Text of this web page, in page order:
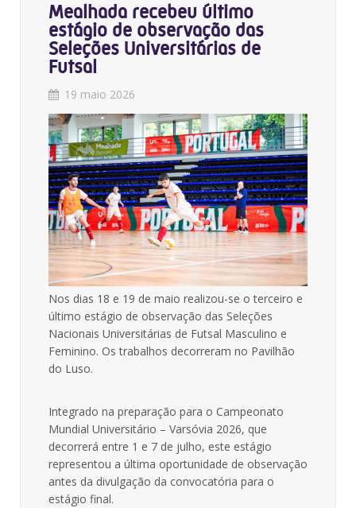
Mealhada recebeu último
estágio de observação das
Seleções Universitárias de
Futsal
19 maio 2026
Nos dias 18 e 19 de maio realizou-se o terceiro e
último estágio de observação das Seleções
Nacionais Universitárias de Futsal Masculino e
Feminino. Os trabalhos decorreram no Pavilhão
do Luso.
Integrado na preparação para o Campeonato
Mundial Universitário – Varsóvia 2026, que
decorrerá entre 1 e 7 de julho, este estágio
representou a última oportunidade de observação
antes da divulgação da convocatória para o
estágio final.